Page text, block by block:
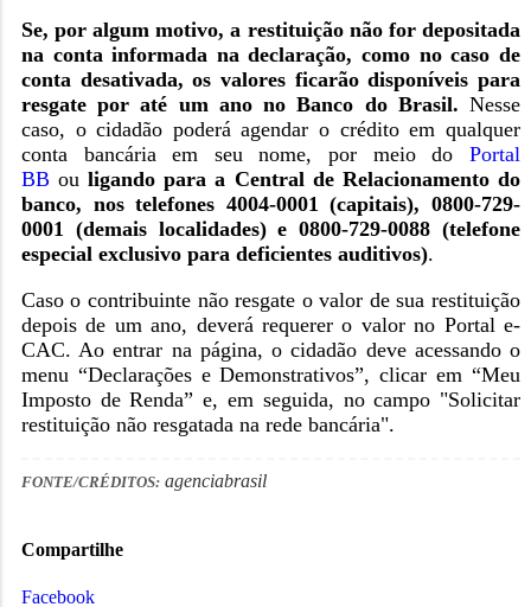
Se, por algum motivo, a restituição não for depositada
na conta informada na declaração, como no caso de
conta desativada, os valores ficarão disponíveis para
resgate por até um ano no Banco do Brasil. Nesse
caso, o cidadão poderá agendar o crédito em qualquer
conta bancária em seu nome, por meio doPortal
BBouligando para a Central de Relacionamento do
banco, nos telefones 4004-0001 (capitais), 0800-729-
0001 (demais localidades) e 0800-729-0088 (telefone
especial exclusivo para deficientes auditivos).
Caso o contribuinte não resgate o valor de sua restituição
depois de um ano, deverá requerer o valor no Portal e-
CAC. Ao entrar na página, o cidadão deve acessando o
menu “Declarações e Demonstrativos”, clicar em “Meu
Imposto de Renda” e, em seguida, no campo "Solicitar
restituição não resgatada na rede bancária".
FONTE/CRÉDITOS:agenciabrasil
Compartilhe
Facebook